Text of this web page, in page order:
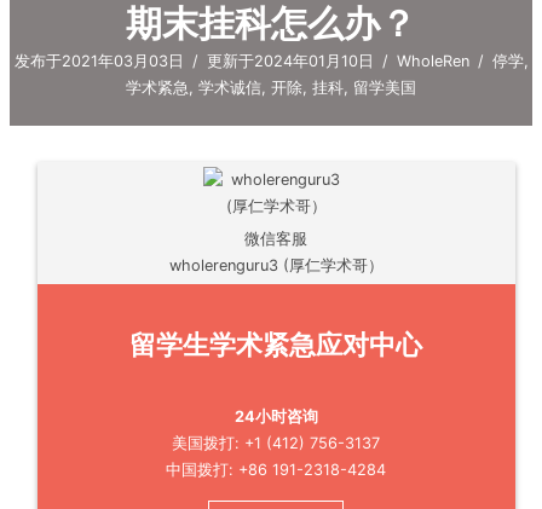
期末挂科怎么办？
发布于2021年03月03日 / 更新于2024年01月10日 / WholeRen / 停学,
学术紧急, 学术诚信, 开除, 挂科, 留学美国
微信客服
wholerenguru3 (厚仁学术哥）
留学生学术紧急应对中心
24小时咨询
美国拨打: +1 (412) 756-3137
中国拨打: +86 191-2318-4284